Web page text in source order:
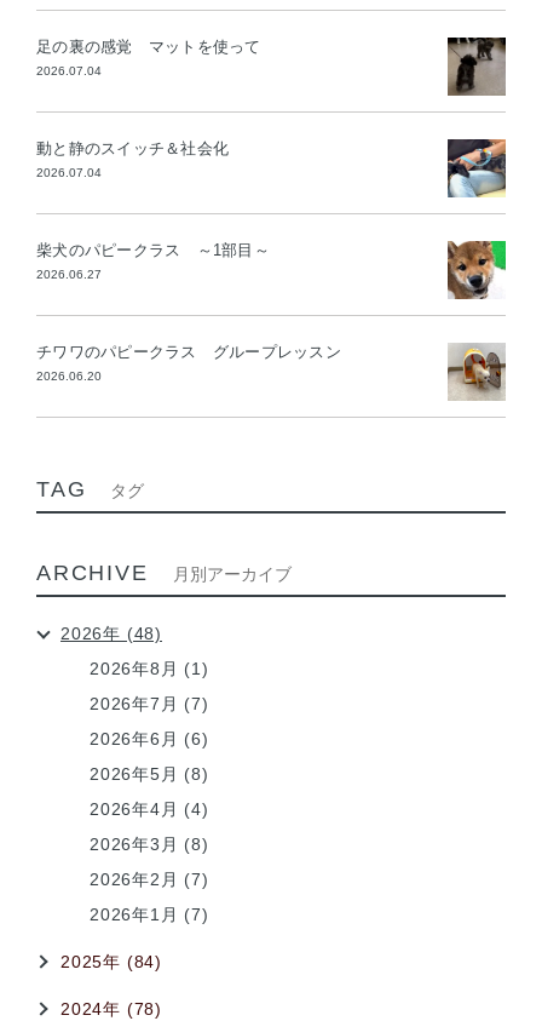
足の裏の感覚 マットを使って
2026.07.04
動と静のスイッチ＆社会化
2026.07.04
柴犬のパピークラス ～1部目～
2026.06.27
チワワのパピークラス グループレッスン
2026.06.20
TAG タグ
ARCHIVE 月別アーカイブ
2026年 (48)
2026年8月 (1)
2026年7月 (7)
2026年6月 (6)
2026年5月 (8)
2026年4月 (4)
2026年3月 (8)
2026年2月 (7)
2026年1月 (7)
2025年 (84)
2024年 (78)